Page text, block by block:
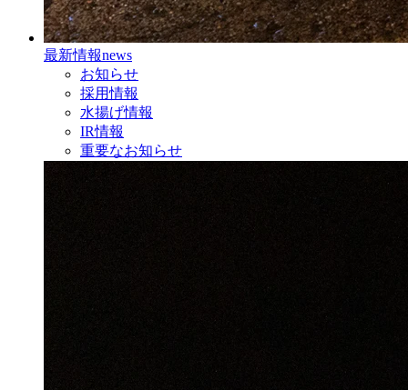
最新情報news
お知らせ
採用情報
水揚げ情報
IR情報
重要なお知らせ